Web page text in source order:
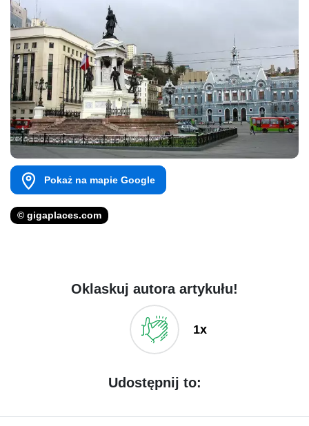
Pokaż na mapie Google
© gigaplaces.com
Oklaskuj autora artykułu!
1x
Udostępnij to: